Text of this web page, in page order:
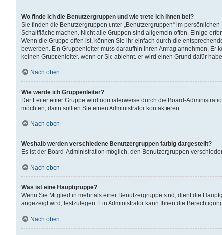
Wo finde ich die Benutzergruppen und wie trete ich ihnen bei?
Sie finden die Benutzergruppen unter „Benutzergruppen“ im
Schaltfläche machen. Nicht alle Gruppen sind allgemein offen. Einige
Wenn die Gruppe offen ist, können Sie ihr einfach durch die
bewerben. Ein Gruppenleiter muss daraufhin Ihren Antrag annehmen.
keinen Gruppenleiter, wenn er Sie ablehnt, er wird einen Grund dafür
Nach oben
Wie werde ich Gruppenleiter?
Der Leiter einer Gruppe wird normalerweise durch die Board-
möchten, dann sollten Sie einen Administrator kontaktieren.
Nach oben
Weshalb werden verschiedene Benutzergruppen farbig dargestellt?
Es ist der Board-Administration möglich, den Benutzergruppen
Nach oben
Was ist eine Hauptgruppe?
Wenn Sie Mitglied in mehr als einer Benutzergruppe sind, dient die
angezeigt wird, festzulegen. Ein Administrator kann Ihnen die
Nach oben